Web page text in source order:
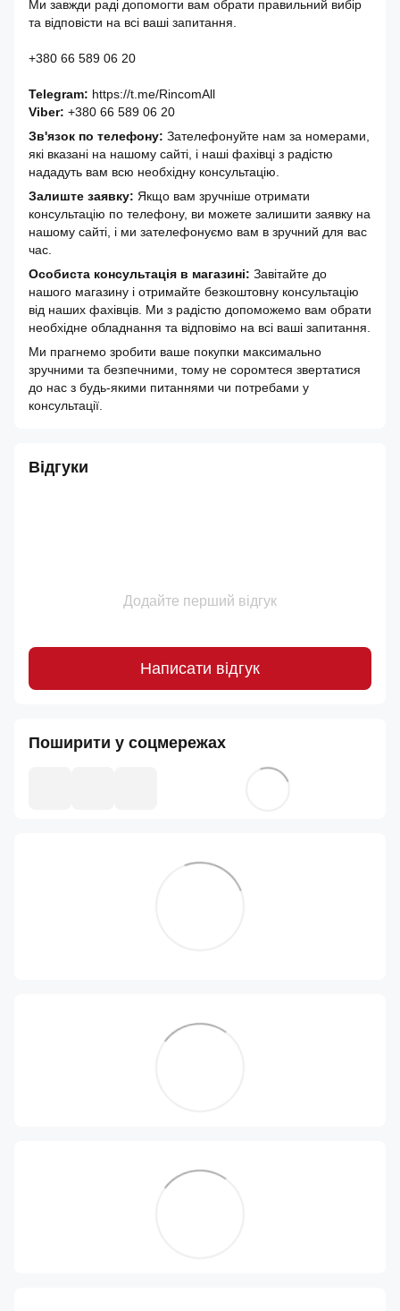
Ми завжди раді допомогти вам обрати правильний вибір
та відповісти на всі ваші запитання.
+380 66 589 06 20
Telegram: https://t.me/RincomAll
Viber: +380 66 589 06 20
Зв'язок по телефону: Зателефонуйте нам за номерами,
які вказані на нашому сайті, і наші фахівці з радістю
нададуть вам всю необхідну консультацію.
Залиште заявку: Якщо вам зручніше отримати
консультацію по телефону, ви можете залишити заявку на
нашому сайті, і ми зателефонуємо вам в зручний для вас
час.
Особиста консультація в магазині: Завітайте до
нашого магазину і отримайте безкоштовну консультацію
від наших фахівців. Ми з радістю допоможемо вам обрати
необхідне обладнання та відповімо на всі ваші запитання.
Ми прагнемо зробити ваше покупки максимально
зручними та безпечними, тому не соромтеся звертатися
до нас з будь-якими питаннями чи потребами у
консультації.
Відгуки
Додайте перший відгук
Написати відгук
Поширити у соцмережах